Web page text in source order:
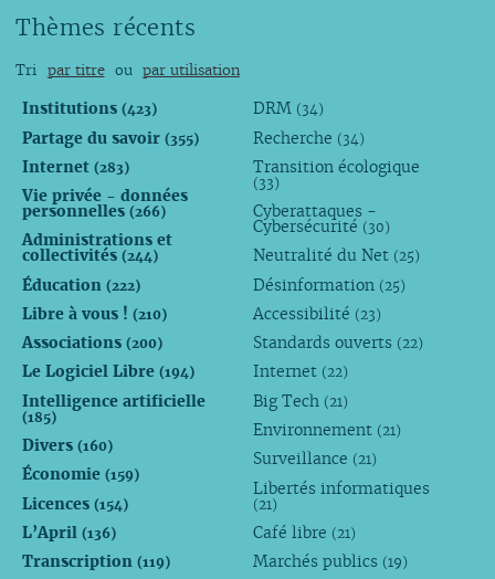
Thèmes récents
Tri par titre ou par utilisation
Institutions (423)
Partage du savoir (355)
Internet (283)
Vie privée - données
personnelles (266)
Administrations et
collectivités (244)
Éducation (222)
Libre à vous ! (210)
Associations (200)
Le Logiciel Libre (194)
Intelligence artificielle
(185)
Divers (160)
Économie (159)
Licences (154)
L’April (136)
Transcription (119)
DRM (34)
Recherche (34)
Transition écologique
(33)
Cyberattaques -
Cybersécurité (30)
Neutralité du Net (25)
Désinformation (25)
Accessibilité (23)
Standards ouverts (22)
Internet (22)
Big Tech (21)
Environnement (21)
Surveillance (21)
Libertés informatiques
(21)
Café libre (21)
Marchés publics (19)